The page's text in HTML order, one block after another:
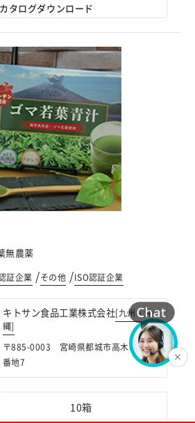
カタログダウンロード
無農薬
証企業 /その他 /ISO認証企業
キトサン食品工業株式会社[九州・沖
縄]
〒885-0003 宮崎県都城市高木町4864
番地7
10箱